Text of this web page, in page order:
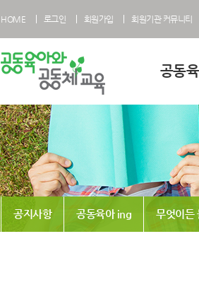
HOME 로그인 회원가입 회원기관 커뮤니티
공동
공동육아
공동육아
공동육아
공동육아
전국공동
공지사항 공동육아 ing 무엇이든